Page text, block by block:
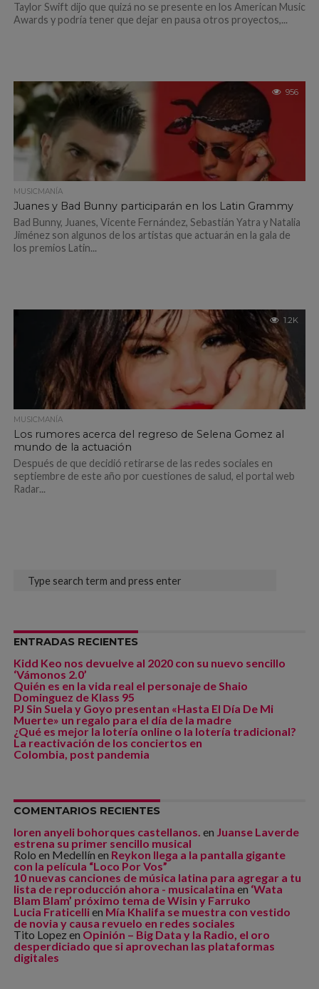
Taylor Swift dijo que quizá no se presente en los American Music
Awards y podría tener que dejar en pausa otros proyectos,...
956
MUSICMANÍA
Juanes y Bad Bunny participarán en los Latin Grammy
Bad Bunny, Juanes, Vicente Fernández, Sebastián Yatra y Natalia
Jiménez son algunos de los artistas que actuarán en la gala de
los premios Latin...
1.2K
MUSICMANÍA
Los rumores acerca del regreso de Selena Gomez al
mundo de la actuación
Después de que decidió retirarse de las redes sociales en
septiembre de este año por cuestiones de salud, el portal web
Radar...
ENTRADAS RECIENTES
Kidd Keo nos devuelve al 2020 con su nuevo sencillo
‘Vámonos 2.0’
Quién es en la vida real el personaje de Shaio
Dominguez de Klass 95
PJ Sin Suela y Goyo presentan «Hasta El Día De Mi
Muerte» un regalo para el día de la madre
¿Qué es mejor la lotería online o la lotería tradicional?
La reactivación de los conciertos en
Colombia, post pandemia
COMENTARIOS RECIENTES
loren anyeli bohorques castellanos. en Juanse Laverde
estrena su primer sencillo musical
Rolo en Medellín en Reykon llega a la pantalla gigante
con la película “Loco Por Vos”
10 nuevas canciones de música latina para agregar a tu
lista de reproducción ahora - musicalatina en ‘Wata
Blam Blam’ próximo tema de Wisin y Farruko
Lucia Fraticellien Mía Khalifa se muestra con vestido
de novia y causa revuelo en redes sociales
Tito Lopez en Opinión – Big Data y la Radio, el oro
desperdiciado que si aprovechan las plataformas
digitales